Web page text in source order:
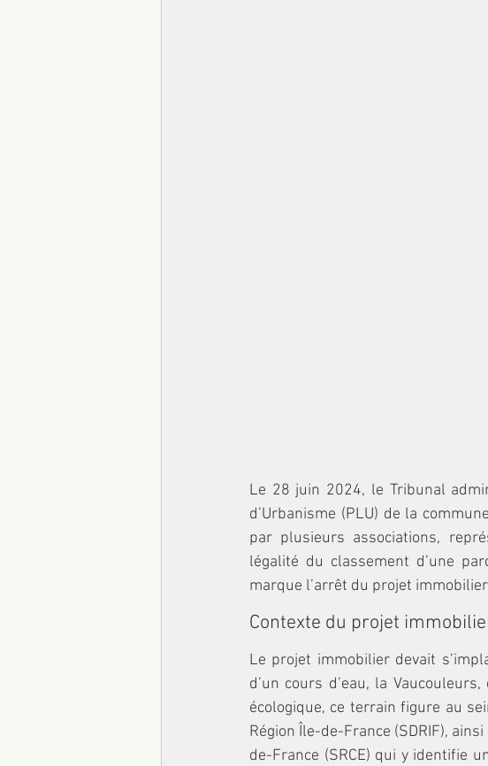
Le 28 juin 2024, le Tribunal
d’Urbanisme (PLU) de la
par plusieurs associations,
légalité du classement d’une
marque l’arrêt du projet
Contexte du projet
Le projet immobilier devait
d’un cours d’eau, la
écologique, ce terrain figure au
Région Île-de-France (SDRIF),
de-France (SRCE) qui y identifie